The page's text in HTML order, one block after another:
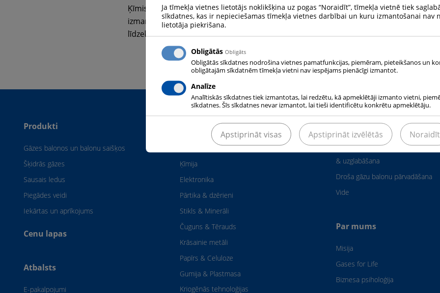
Ķīmiskajā rūpniecībā ir daudz un dažādu pielietojumu rūpnieciskajām gāzēm.
izmantošana palielina ražošanas jaudu vai uzlabo reakcijas efektivitāti. Slāpekļa
līdzeklis: inertizācija palīdz izvairīties no eksplozijas un ugunsgrēka draudiem.
Produkti
Gāzes balonos un balonu saišķos
Šķidrās gāzes
Sausais ledus
Piegādes veidi
Iekārtas un aprīkojums
Cenu lapas
Atbalsts
E-pakalpojumi
Rūpniecības nozares
Ķīmija
Elektronika
Pārtika & dzērieni
Stikls & Minerāli
Čuguns & Tērauds
Krāsainie metāli
Papīrs & Celuloze
Gumija & Plastmasa
Kriogēnās tehnoloģijas
Drošība & Vide
Droša gāzes balonu lietošana,
& uzglabāšana
Droša gāzu balonu pārvadāšana
Vide
Par mums
Misija
Gases for Life
Biznesa psiholoģija
Ja tīmekļa vietnes lietotājs noklikšķina uz pogas “Noraidīt”, tīmekļa vietnē tiek
sīkdatnes, kas ir nepieciešamas tīmekļa vietnes darbībai un kuru izmantošanai nav
lietotāja piekrišana.
Obligātās Obligāts
Obligātās sīkdatnes nodrošina vietnes pamatfunkcijas, piemēram, pieteikšanos un
obligātajām sīkdatnēm tīmekļa vietni nav iespējams pienācīgi izmantot.
Analīze
Analītiskās sīkdatnes tiek izmantotas, lai redzētu, kā apmeklētāji izmanto vietni,
sīkdatnes. Šīs sīkdatnes nevar izmantot, lai tieši identificētu konkrētu apmeklētāju.
Noraidīt
Apstiprināt izvēlētās
Apstiprināt visas